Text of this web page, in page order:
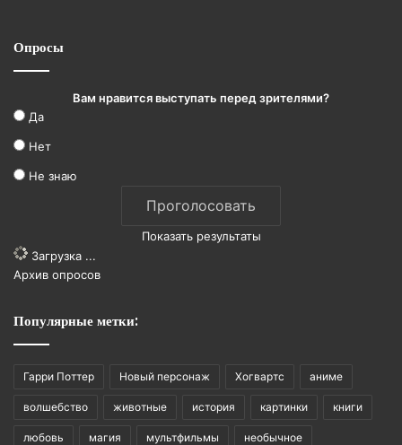
Опросы
Вам нравится выступать перед зрителями?
Да
Нет
Не знаю
Показать результаты
Загрузка ...
Архив опросов
Популярные метки:
Гарри Поттер Новый персонаж Хогвартс аниме
волшебство животные история картинки книги
любовь магия мультфильмы необычное